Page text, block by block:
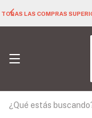
🚚 ENVÍO GRATIS